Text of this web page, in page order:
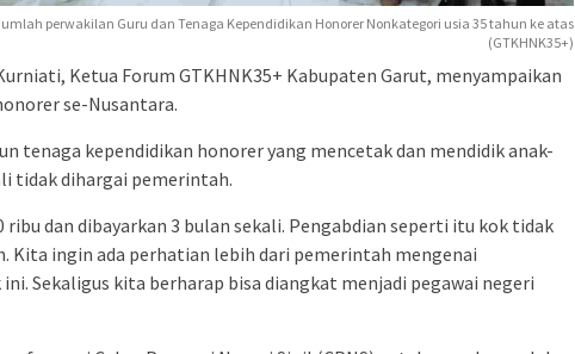
perwakilan Guru dan Tenaga Kependidikan Honorer Nonkategori usia 35 tahun ke atas
(GTKHNK35+)
Ketua Forum GTKHNK35+ Kabupaten Garut, menyampaikan
se-Nusantara.
tenaga kependidikan honorer yang mencetak dan mendidik anak-
tidak dihargai pemerintah.
ribu dan dibayarkan 3 bulan sekali. Pengabdian seperti itu kok tidak
Kita ingin ada perhatian lebih dari pemerintah mengenai
Sekaligus kita berharap bisa diangkat menjadi pegawai negeri